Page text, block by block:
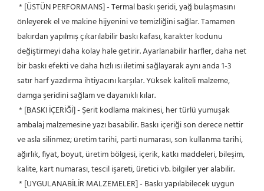
önleyerek el ve makine hijyenini ve temizliğini sağlar. Tamamen
bakırdan yapılmış çıkarılabilir baskı kafası, karakter kodunu
değiştirmeyi daha kolay hale getirir. Ayarlanabilir harfler, daha net
bir baskı efekti ve daha hızlı ısı iletimi sağlayarak aynı anda 1-3
satır harf yazdırma ihtiyacını karşılar. Yüksek kaliteli malzeme,
damga şeridini sağlam ve dayanıklı kılar.
ambalaj malzemesine yazı basabilir. Baskı içeriği son derece nettir
ve asla silinmez; üretim tarihi, parti numarası, son kullanma tarihi,
ağırlık, fiyat, boyut, üretim bölgesi, içerik, katkı maddeleri, bileşim,
kalite, kart numarası, tescil işareti, üretici vb. bilgiler yer alabilir.